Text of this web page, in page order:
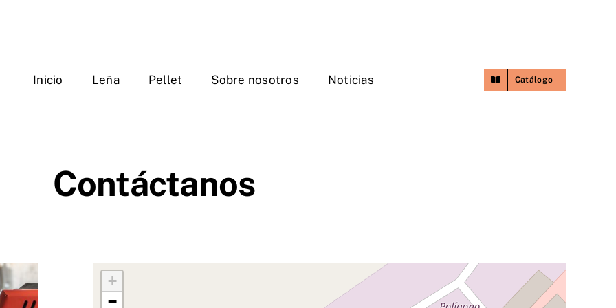
Inicio Leña Pellet Sobre nosotros Noticias Catálogo
Contáctanos
+
−